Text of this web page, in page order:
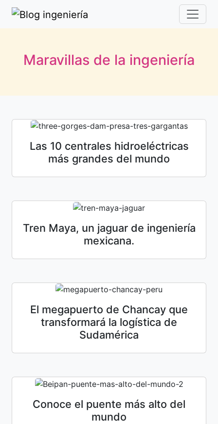
Maravillas de la ingeniería
Las 10 centrales hidroeléctricas
más grandes del mundo
Tren Maya, un jaguar de ingeniería
mexicana.
El megapuerto de Chancay que
transformará la logística de
Sudamérica
Conoce el puente más alto del
mundo